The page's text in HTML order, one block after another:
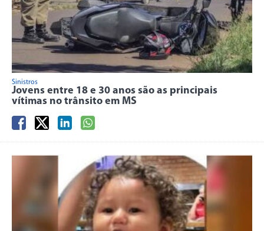
Sinistros
Jovens entre 18 e 30 anos são as principais
vítimas no trânsito em MS